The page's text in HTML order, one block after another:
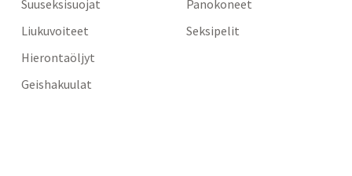
Suuseksisuojat
Liukuvoiteet
Hierontaöljyt
Geishakuulat
Panokoneet
Seksipelit